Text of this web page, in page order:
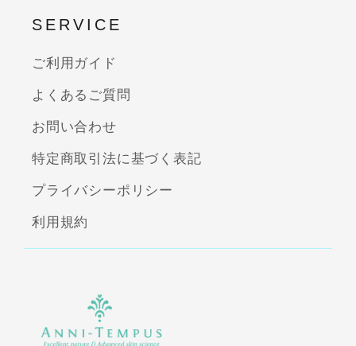
SERVICE
ご利用ガイド
よくあるご質問
お問い合わせ
特定商取引法に基づく表記
プライバシーポリシー
利用規約